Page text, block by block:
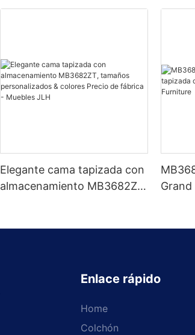
Elegante cama tapizada con
almacenamiento MB3682ZT,
Enlace rápido
Home
Colchón